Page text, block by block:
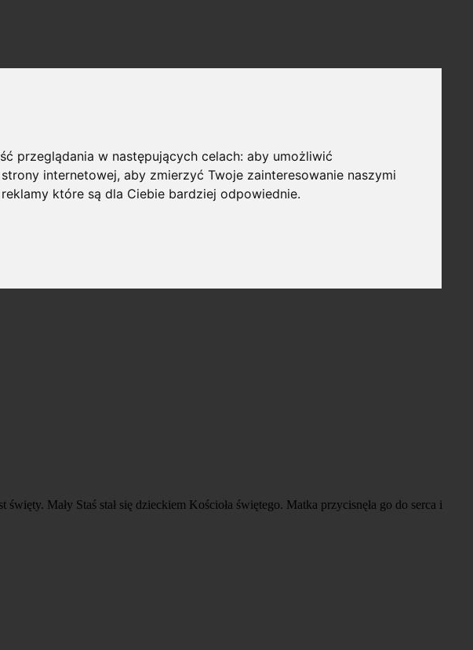
przeglądania w następujących celach:aby umożliwić
internetowej,aby zmierzyć Twoje zainteresowanie naszymi
które są dla Ciebie bardziej odpowiednie.
Mały Staś stał się dzieckiem Kościoła świętego. Matka przycisnęła go do serca i